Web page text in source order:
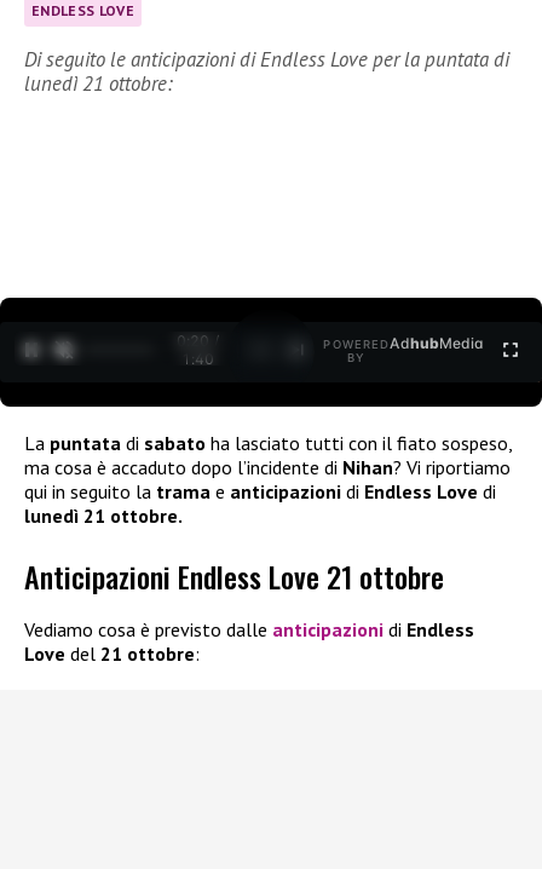
ENDLESS LOVE
Di seguito le anticipazioni di Endless Love per la puntata di
lunedì 21 ottobre:
0:21 /
1:40
POWERED
BY
AdhubMedia
La puntata di sabato ha lasciato tutti con il fiato sospeso,
ma cosa è accaduto dopo l’incidente di Nihan? Vi riportiamo
qui in seguito la trama e anticipazioni di Endless Love di
lunedì 21 ottobre.
Anticipazioni Endless Love 21 ottobre
Vediamo cosa è previsto dalle anticipazioni di Endless
Love del 21 ottobre: